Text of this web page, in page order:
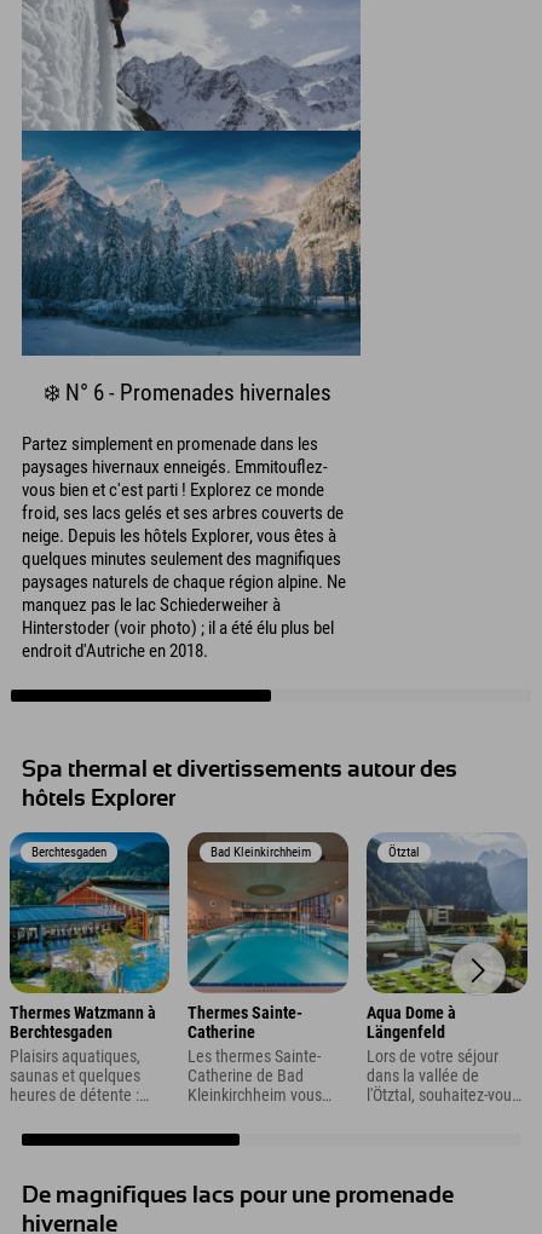
❄️ N° 6 - Promenades hivernales
Partez simplement en promenade dans les
paysages hivernaux enneigés. Emmitouflez-
vous bien et c'est parti ! Explorez ce monde
froid, ses lacs gelés et ses arbres couverts de
neige. Depuis les hôtels Explorer, vous êtes à
quelques minutes seulement des magnifiques
paysages naturels de chaque région alpine. Ne
manquez pas le lac Schiederweiher à
Hinterstoder (voir photo) ; il a été élu plus bel
endroit d'Autriche en 2018.
Spa thermal et divertissements autour des
hôtels Explorer
Berchtesgaden
Thermes Watzmann à
Berchtesgaden
Plaisirs aquatiques,
saunas et quelques
heures de détente :
Aux thermes
vous qui décidez
comment passer votre
Bad Kleinkirchheim
Thermes Sainte-
Catherine
Les thermes Sainte-
Catherine de Bad
Kleinkirchheim vous
votre famille, détente et
thermal accueillant.
Ötztal
Aqua Dome à
Längenfeld
Lors de votre séjour
dans la vallée de
l'Ötztal, souhaitez-vous
vous recommandons
De magnifiques lacs pour une promenade
hivernale